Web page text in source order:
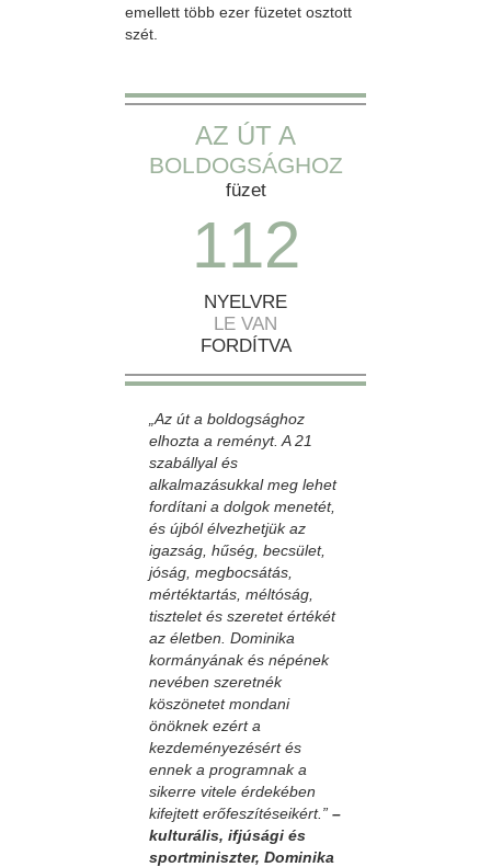
emellett több ezer füzetet osztott
szét.
AZ ÚT A
BOLDOGSÁGHOZ
füzet
112
NYELVRE
LE VAN
FORDÍTVA
„Az út a boldogsághoz
elhozta a reményt. A 21
szabállyal és
alkalmazásukkal meg lehet
fordítani a dolgok menetét,
és újból élvezhetjük az
igazság, hűség, becsület,
jóság, megbocsátás,
mértéktartás, méltóság,
tisztelet és szeretet értékét
az életben. Dominika
kormányának és népének
nevében szeretnék
köszönetet mondani
önöknek ezért a
kezdeményezésért és
ennek a programnak a
sikerre vitele érdekében
kifejtett erőfeszítéseikért.” –
kulturális, ifjúsági és
sportminiszter, Dominika